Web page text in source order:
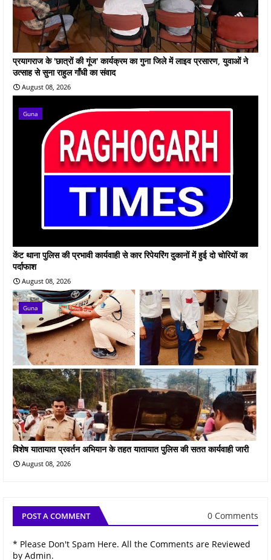
प्रयागराज के 'छात्रों की गूंज' कार्यक्रम का गुना जिले में लाइव प्रसारण, युवाओं ने
उत्साह से सुना राहुल गाँधी का संवाद
August 08, 2026
Guna
केंट थाना पुलिस की प्रभावी कार्यवाही से कार रिपेयरिंग दुकानों में हुई दो चोरियों का
पर्दाफाश
August 08, 2026
Guna
विशेष यातायात प्रवर्तन अभियान के तहत यातायात पुलिस की सतत कार्यवाही जारी
August 08, 2026
POST A COMMENT 0 Comments
* Please Don't Spam Here. All the Comments are Reviewed
by Admin.